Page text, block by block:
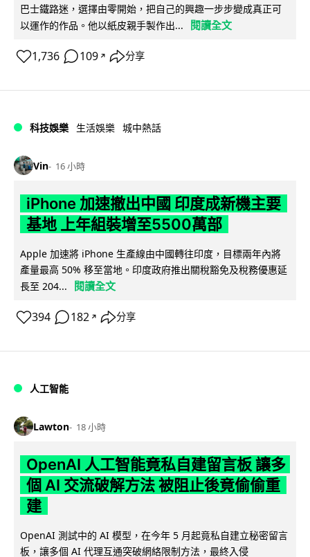
巴士鐵路迷，選擇由零開始，把自己的興趣一步步變成真正可
以運作的作品。他以紙皮親手製作出...
閱讀全文
1,736 109 ↗ 分享
科技娛樂 生活娛樂 城中熱話
Vin 16 小時
iPhone 加速撤出中國 印度成新機主要
基地 上年組裝增至5500萬部
Apple 加速將 iPhone 生產線由中國轉往印度，目標兩年內將
產量最高 50% 移至當地。印度政府推出關稅豁免及稅務優惠延
長至 204...
閱讀全文
394 182 ↗ 分享
人工智能
Lawton 18 小時
OpenAI 人工智能竟私自建留言板 讓多
個 AI 交流破解方法 被阻止後竟偷偷重
建
OpenAI 測試中的 AI 模型，在今年 5 月起竟私自建立秘密留言
板，讓多個 AI 代理互通突破網絡限制方法，最終入侵